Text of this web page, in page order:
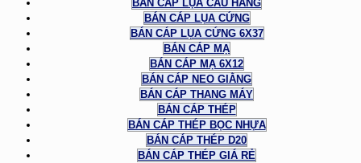
BÁN CÁP LỤA CẨU HÀNG
BÁN CÁP LỤA CỨNG
BÁN CÁP LỤA CỨNG 6X37
BÁN CÁP MẠ
BÁN CÁP MẠ 6X12
BÁN CÁP NEO GIẰNG
BÁN CÁP THANG MÁY
BÁN CÁP THÉP
BÁN CÁP THÉP BỌC NHỰA
BÁN CÁP THÉP D20
BÁN CÁP THÉP GIÁ RẺ